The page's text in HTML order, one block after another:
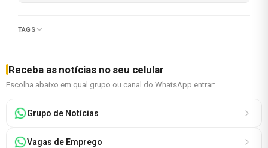
TAGS
Receba as notícias no seu celular
Escolha abaixo em qual grupo ou canal do WhatsApp entrar:
Grupo de Notícias
Vagas de Emprego